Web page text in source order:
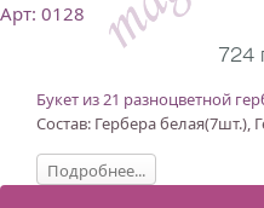
Арт: 0128
724
Букет из 21 разноцветной
Состав: Гербера белая(7шт.),
Подробнее...